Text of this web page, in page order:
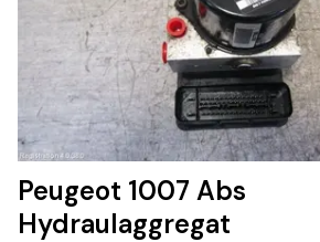
Peugeot 1007 Abs
Hydraulaggregat